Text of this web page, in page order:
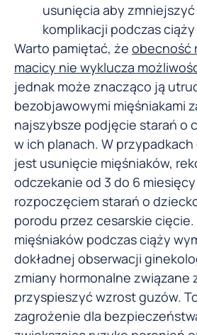
usunięcia aby
komplikacji podczas ciąży
Warto pamiętać, że obecność
macicy nie wyklucza
jednak może znacząco ją
bezobjawowymi mięśniakami
najszybsze podjęcie starań o
w ich planach. W
jest usunięcie mięśniaków,
odczekanie od 3 do 6
rozpoczęciem starań o
porodu przez cesarskie
mięśniaków podczas ciąży
dokładnej obserwacji
zmiany hormonalne związane
przyspieszyć wzrost guzów.
zagrożenie dla